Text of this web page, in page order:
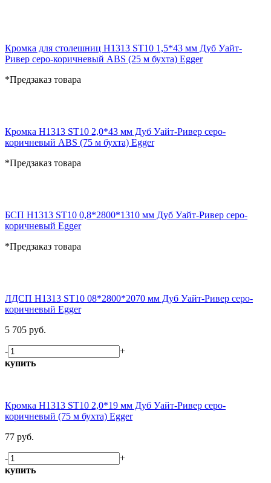
Кромка для столешниц H1313 ST10 1,5*43 мм Дуб Уайт-
Ривер серо-коричневый ABS (25 м бухта) Egger
*Предзаказ товара
Кромка H1313 ST10 2,0*43 мм Дуб Уайт-Ривер серо-
коричневый ABS (75 м бухта) Egger
*Предзаказ товара
БСП H1313 ST10 0,8*2800*1310 мм Дуб Уайт-Ривер серо-
коричневый Egger
*Предзаказ товара
ЛДСП H1313 ST10 08*2800*2070 мм Дуб Уайт-Ривер серо-
коричневый Egger
5 705 руб.
-
+
купить
Кромка H1313 ST10 2,0*19 мм Дуб Уайт-Ривер серо-
коричневый (75 м бухта) Egger
77 руб.
-
+
купить